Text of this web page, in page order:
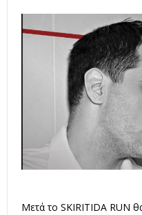
Μετά το SKIRITIDA RUN